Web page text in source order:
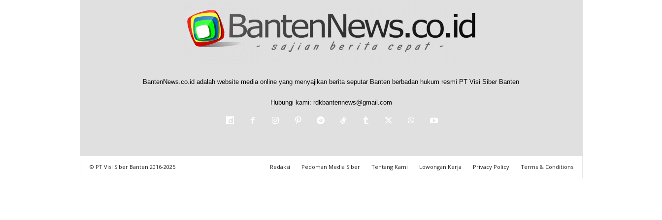
BantenNews.co.id adalah website media online yang menyajikan berita seputar Banten berbadan hukum resmi PT Visi Siber Banten
Hubungi kami: rdkbantennews@gmail.com
Redaksi Pedoman Media Siber Tentang Kami Lowongan Kerja Privacy Policy Terms & Conditions
© PT Visi Siber Banten 2016-2025